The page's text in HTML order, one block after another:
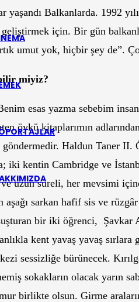
yaşandı Balkanlarda. 1992
geliştirmek için. Bir gün
umut yok, hiçbir şey de”.
miyiz?
esas yazma sebebim
öykü kitaplarımın
Haldun Taner II.
iki kentin Cambridge ve
ve uzun süreli, her mevsimi
sarkan hafif sis ve rüzgâr
bir iki öğrenci, Şavkar
kent yavaş yavaş
sessizliğe bürünecek.
sokakların olacak yarın
birlikte olsun. Girme